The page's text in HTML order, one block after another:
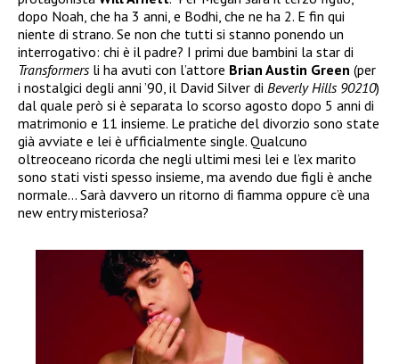
dopo Noah, che ha 3 anni, e Bodhi, che ne ha 2. E fin qui
niente di strano. Se non che tutti si stanno ponendo un
interrogativo: chi è il padre? I primi due bambini la star di
Transformersli ha avuti con l’attore Brian Austin Green (per
i nostalgici degli anni ’90, il David Silver di Beverly Hills 90210)
dal quale però si è separata lo scorso agosto dopo 5 anni di
matrimonio e 11 insieme. Le pratiche del divorzio sono state
già avviate e lei è ufficialmente single. Qualcuno
oltreoceano ricorda che negli ultimi mesi lei e l’ex marito
sono stati visti spesso insieme, ma avendo due figli è anche
normale… Sarà davvero un ritorno di fiamma oppure c’è una
new entry misteriosa?